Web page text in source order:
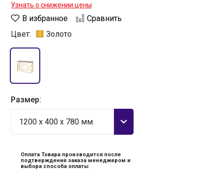
Узнать о снижении цены
В избранное
Сравнить
Цвет:
Золото
Размер:
1200 x 400 x 780 мм.
Оплата Товара производится после
подтверждения заказа менеджером и
выбора способа оплаты